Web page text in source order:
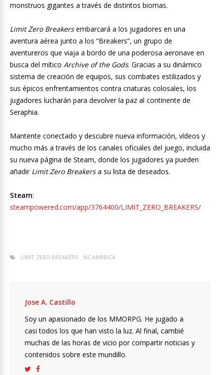
monstruos gigantes a través de distintos biomas.
Limit Zero Breakersembarcará a los jugadores en una
aventura aérea junto a los “Breakers”, un grupo de
aventureros que viaja a bordo de una poderosa aeronave en
busca del mítico Archive of the Gods. Gracias a su dinámico
sistema de creación de equipos, sus combates estilizados y
sus épicos enfrentamientos contra criaturas colosales, los
jugadores lucharán para devolver la paz al continente de
Seraphia.
Mantente conectado y descubre nueva información, vídeos y
mucho más a través de los canales oficiales del juego, incluida
su nueva página de Steam, donde los jugadores ya pueden
añadir Limit Zero Breakersa su lista de deseados.
Steam:
steampowered.com/app/3764400/LIMIT_ZERO_BREAKERS/
LIMIT ZERO BREAKERS NC AMERICA
Jose A. Castillo
Soy un apasionado de los MMORPG. He jugado a
casi todos los que han visto la luz. Al final, cambié
muchas de las horas de vicio por compartir noticias y
contenidos sobre este mundillo.